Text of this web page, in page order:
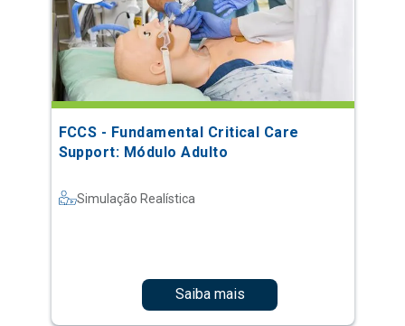
FCCS - Fundamental Critical Care
Support: Módulo Adulto
Simulação Realística
Saiba mais